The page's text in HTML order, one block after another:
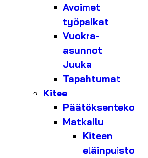
Avoimet
työpaikat
Vuokra-
asunnot
Juuka
Tapahtumat
Kitee
Päätöksenteko
Matkailu
Kiteen
eläinpuisto